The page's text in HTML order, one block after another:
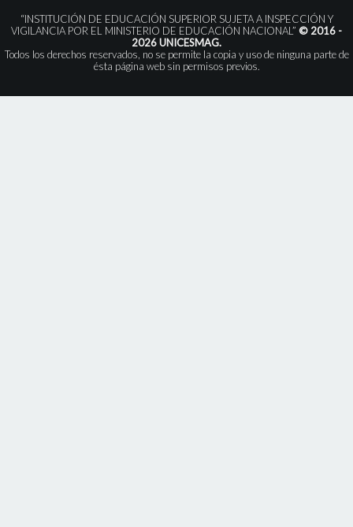
“INSTITUCIÓN DE EDUCACIÓN SUPERIOR SUJETA A INSPECCIÓN Y
VIGILANCIA POR EL MINISTERIO DE EDUCACIÓN NACIONAL” © 2016 -
2026 UNICESMAG.
Todos los derechos reservados, no se permite la copia y uso de ninguna parte de
ésta página web sin permisos previos.